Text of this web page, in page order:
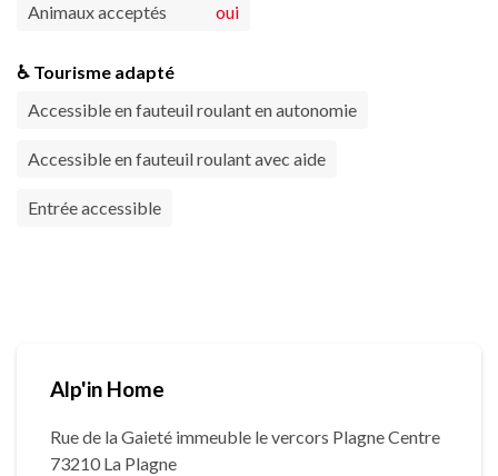
Animaux acceptés
oui
♿ Tourisme adapté
Accessible en fauteuil roulant en autonomie
Accessible en fauteuil roulant avec aide
Entrée accessible
Alp'in Home
Rue de la Gaieté immeuble le vercors Plagne Centre
73210 La Plagne